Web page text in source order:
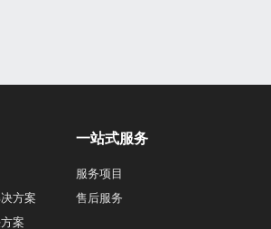
方案
案
一站式服务
服务项目
售后服务